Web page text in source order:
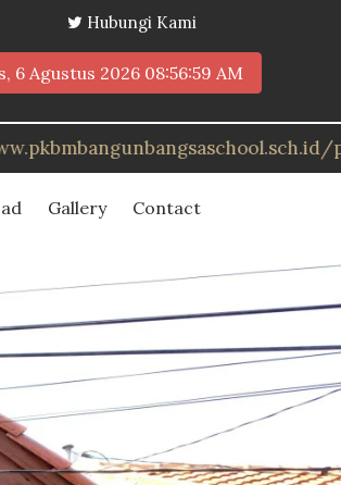
Hubungi Kami
6 Agustus 2026 08:57:00 AM
ppdb
Gallery Contact